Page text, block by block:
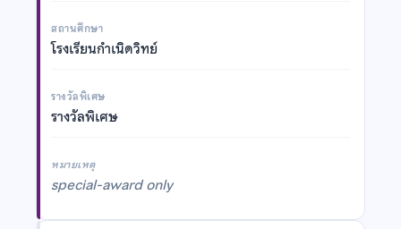
สถานศึกษา
โรงเรียนกำเนิดวิทย์
รางวัลพิเศษ
รางวัลพิเศษ
หมายเหตุ
special-award only